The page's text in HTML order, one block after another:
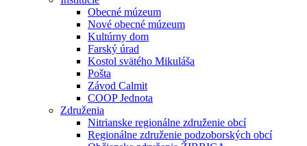
Obecné múzeum
Nové obecné múzeum
Kultúrny dom
Farský úrad
Kostol svätého Mikuláša
Pošta
Závod Calmit
COOP Jednota
Združenia
Nitrianske regionálne združenie obcí
Regionálne združenie podzoborských obcí